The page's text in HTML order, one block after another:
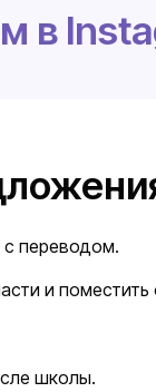
в
переводом.
и
школы.